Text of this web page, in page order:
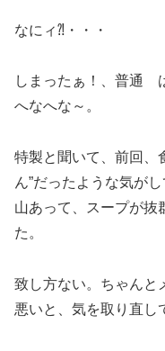
なにィ⁈・・・
しまったぁ！、普通
へなへな～。
特製と聞いて、前回、
ん”だったような気が
山あって、スープが抜
致し方ない。ちゃんと
悪いと、気を取り直し